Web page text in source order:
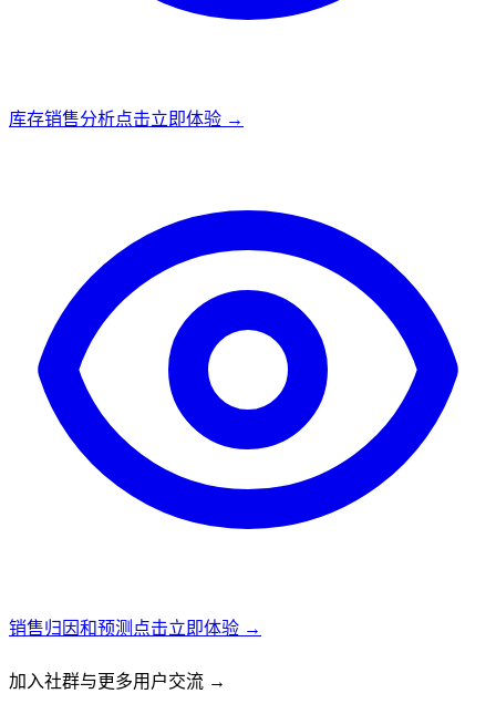
库存销售分析点击立即体验 →
销售归因和预测 点击立即体验 →
加入社群与更多用户交流 →